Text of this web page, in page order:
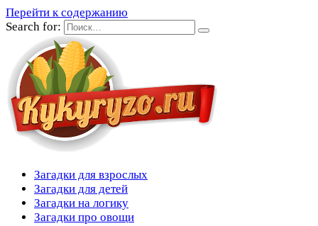
Перейти к содержанию
Search for:
Загадки для взрослых
Загадки для детей
Загадки на логику
Загадки про овощи